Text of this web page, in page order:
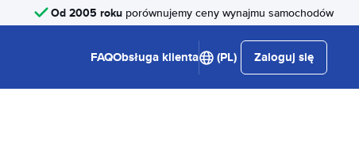
Od 2005 roku porównujemy ceny wynajmu samochodów
FAQObsługa klienta (PL) Zaloguj się